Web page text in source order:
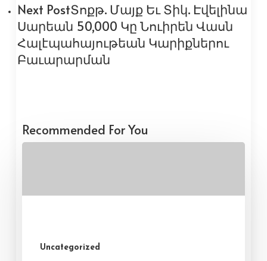
Next PostՏոքթ. Մայք Եւ Տիկ. Էվելինա
Սարեան 50,000 Կը Նուիրեն Վասն
Հալէպահայութեան Կարիքներու
Բաւարարման
Recommended For You
Uncategorized